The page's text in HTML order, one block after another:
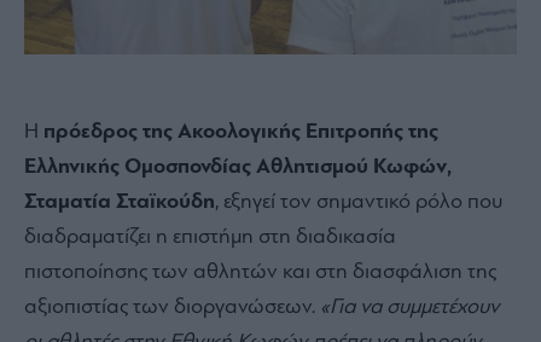
Η πρόεδρος της Ακοολογικής Επιτροπής της
Ελληνικής Ομοσπονδίας Αθλητισμού Κωφών,
Σταματία Σταϊκούδη, εξηγεί τον σημαντικό ρόλο που
διαδραματίζει η επιστήμη στη διαδικασία
πιστοποίησης των αθλητών και στη διασφάλιση της
αξιοπιστίας των διοργανώσεων. «Για να συμμετέχουν